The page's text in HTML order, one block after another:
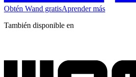
Obtén Wand gratisAprender más
También disponible en